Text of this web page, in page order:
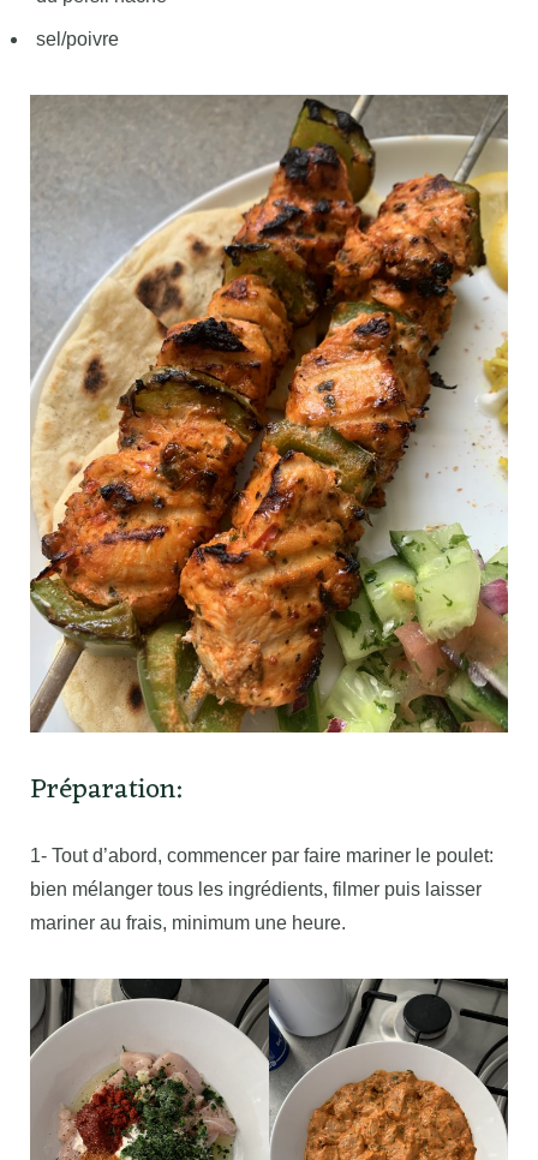
sel/poivre
Préparation:
1- Tout d’abord, commencer par faire mariner le poulet:
bien mélanger tous les ingrédients, filmer puis laisser
mariner au frais, minimum une heure.